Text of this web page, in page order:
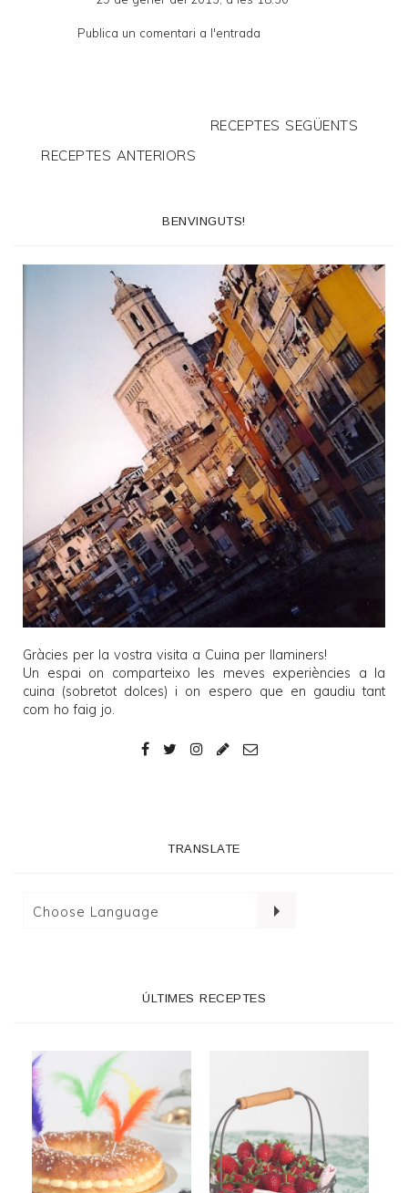
Publica un comentari a l'entrada
RECEPTES SEGÜENTS
RECEPTES ANTERIORS
BENVINGUTS!
Gràcies per la vostra visita a Cuina per llaminers!
Un espai on comparteixo les meves experiències a la
cuina (sobretot dolces) i on espero que en gaudiu tant
com ho faig jo.
TRANSLATE
ÚLTIMES RECEPTES